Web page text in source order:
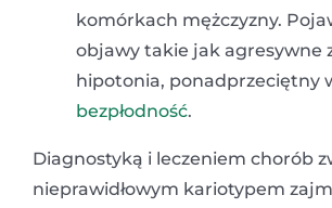
komórkach mężczyzny.
objawy takie jak agresywne
hipotonia, ponadprzeciętny
bezpłodność.
Diagnostyką i leczeniem chorób
nieprawidłowym kariotypem